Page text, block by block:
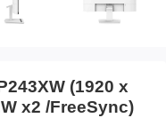
(1920 x
x2 /FreeSync)